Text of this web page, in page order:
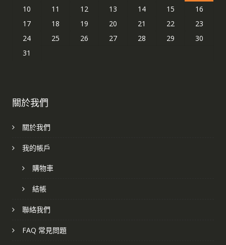
10
11 12 13 14 15
16
17
18 19 20 21 22
23
24
25 26 27 28 29
30
31
關於我們
關於我們
我的帳戶
購物車
結帳
聯絡我們
FAQ 常見問題